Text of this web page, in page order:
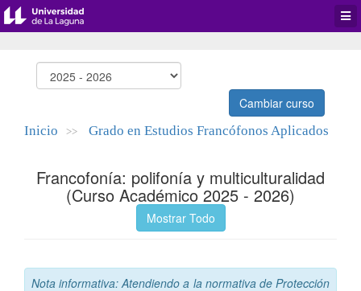
Cambiar curso
Inicio >> Grado en Estudios Francófonos Aplicados
Francofonía: polifonía y multiculturalidad
(Curso Académico 2025 - 2026)
Mostrar Todo
Nota informativa: Atendiendo a la normativa de Protección